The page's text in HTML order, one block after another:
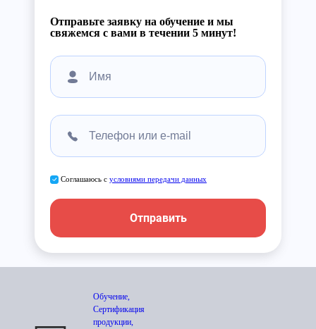
Отправьте заявку на обучение и мы
свяжемся с вами в течении 5 минут!
Соглашаюсь с условиями передачи данных
Отправить
Обучение,
Сертификация
продукции,